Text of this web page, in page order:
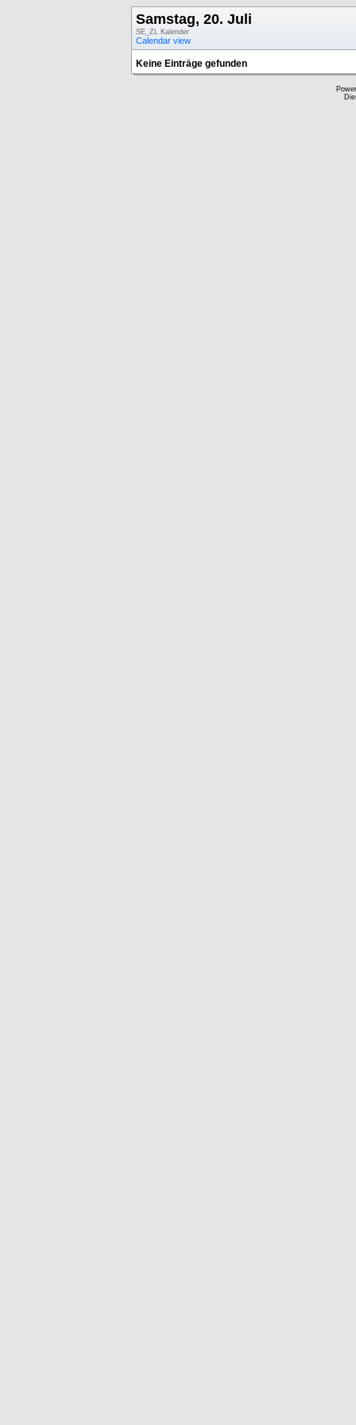
Samstag, 20. Juli
SE_ZL Kalender
Calendar view
Keine Einträge gefunden